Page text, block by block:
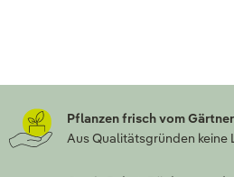
Pflanzen frisch vom Gärtner
Aus Qualitätsgründen